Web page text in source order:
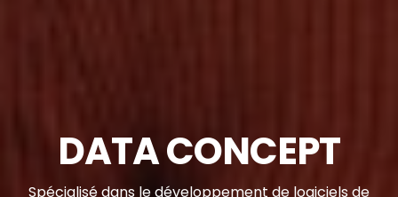
DATA CONCEPT
Spécialisé dans le développement de logiciels de